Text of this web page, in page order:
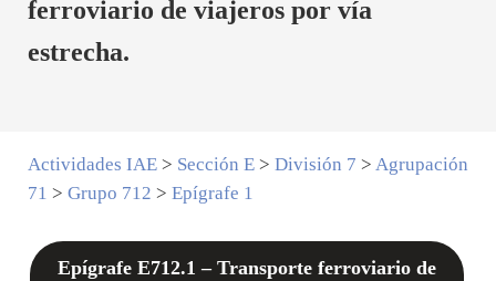
ferroviario de viajeros por vía
estrecha.
Actividades IAE> Sección E> División 7 > Agrupación
71 > Grupo 712 > Epígrafe 1
Epígrafe E712.1 – Transporte ferroviario de